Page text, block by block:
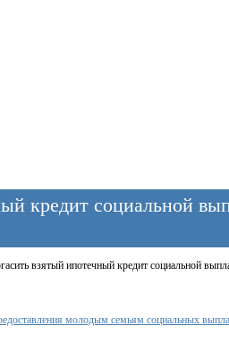
кредит социальной
взятый ипотечный кредит социальной
молодым семьям социальных